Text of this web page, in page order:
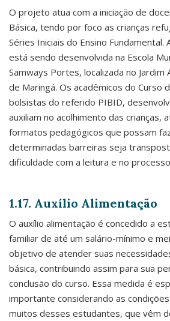
O projeto atua com a iniciação de
Básica, tendo por foco as crianças
Séries Iniciais do Ensino Fundamental.
está sendo desenvolvida na Escola
Samways Portes, localizada no Jardim
de Maringá. Os acadêmicos do Curso
bolsistas do referido PIBID,
auxiliam no acolhimento das crianças,
formatos pedagógicos que possam
determinadas barreiras seja
dificuldade com a leitura e no
1.17. Auxílio Alimentação
O auxílio alimentação é concedido a
familiar de até um salário-mínimo e
objetivo de atender suas
básica, contribuindo assim para sua
conclusão do curso. Essa medida é
importante considerando as
muitos desses estudantes, que vêm